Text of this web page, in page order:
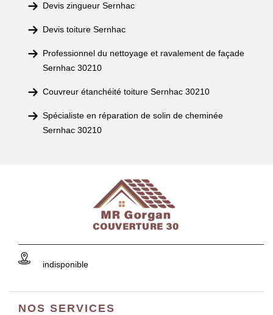
Devis zingueur Sernhac
Devis toiture Sernhac
Professionnel du nettoyage et ravalement de façade
Sernhac 30210
Couvreur étanchéité toiture Sernhac 30210
Spécialiste en réparation de solin de cheminée
Sernhac 30210
indisponible
NOS SERVICES